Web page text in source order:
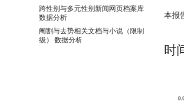
跨性别与多元性别新闻网页档案库
数据分析
阉割与去势相关文档与小说（限制
级） 数据分析
本报
时